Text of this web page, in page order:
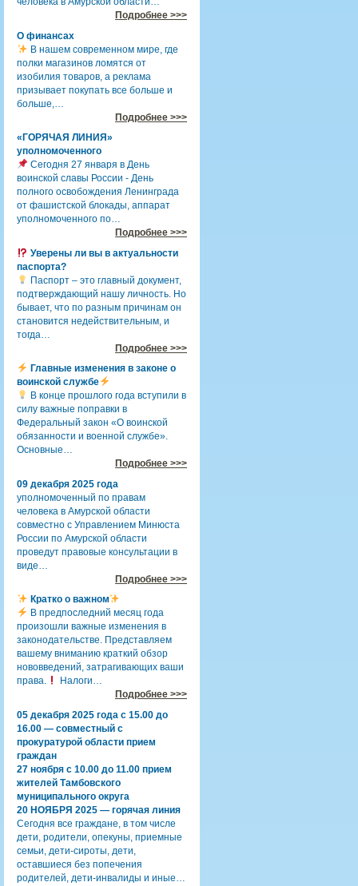
Подробнее >>>
О финансах
В нашем современном мире, где
полки магазинов ломятся от
изобилия товаров, а реклама
призывает покупать все больше и
больше,…
Подробнее >>>
«ГОРЯЧАЯ ЛИНИЯ»
уполномоченного
Сегодня 27 января в День
воинской славы России - День
полного освобождения Ленинграда
от фашистской блокады, аппарат
уполномоченного по…
Подробнее >>>
Уверены ли вы в актуальности
паспорта?
Паспорт – это главный документ,
подтверждающий нашу личность. Но
бывает, что по разным причинам он
становится недействительным, и
тогда…
Подробнее >>>
Главные изменения в законе о
воинской службе
В конце прошлого года вступили в
силу важные поправки в
Федеральный закон «О воинской
обязанности и военной службе».
Основные…
Подробнее >>>
09 декабря 2025 года
уполномоченный по правам
человека в Амурской области
совместно с Управлением Минюста
России по Амурской области
проведут правовые консультации в
виде…
Подробнее >>>
Кратко о важном
В предпоследний месяц года
произошли важные изменения в
законодательстве. Представляем
вашему вниманию краткий обзор
нововведений, затрагивающих ваши
права.
Налоги…
Подробнее >>>
05 декабря 2025 года с 15.00 до
16.00 — совместный с
прокуратурой области прием
граждан
27 ноября с 10.00 до 11.00 прием
жителей Тамбовского
муниципального округа
20 НОЯБРЯ 2025 — горячая линия
Сегодня все граждане, в том числе
дети, родители, опекуны, приемные
семьи, дети-сироты, дети,
оставшиеся без попечения
родителей, дети-инвалиды и иные…